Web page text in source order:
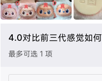
4.0对比前三代感觉如何
最多可选 1 项